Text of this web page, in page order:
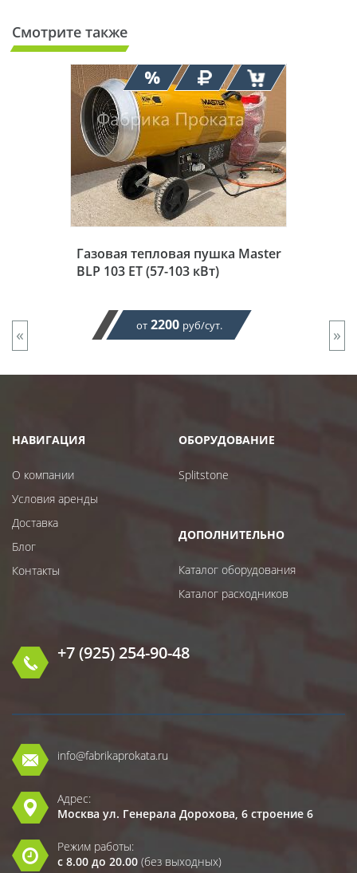
Смотрите также
Газовая тепловая пушка Master
BLP 103 ET (57-103 кВт)
от 2200 руб/сут.
« »
НАВИГАЦИЯ
О компании
Условия аренды
Доставка
Блог
Контакты
ОБОРУДОВАНИЕ
Splitstone
ДОПОЛНИТЕЛЬНО
Каталог оборудования
Каталог расходников
+7 (925) 254-90-48
info@fabrikaprokata.ru
Адрес:
Москва ул. Генерала Дорохова, 6 строение 6
Режим работы:
с 8.00 до 20.00 (без выходных)